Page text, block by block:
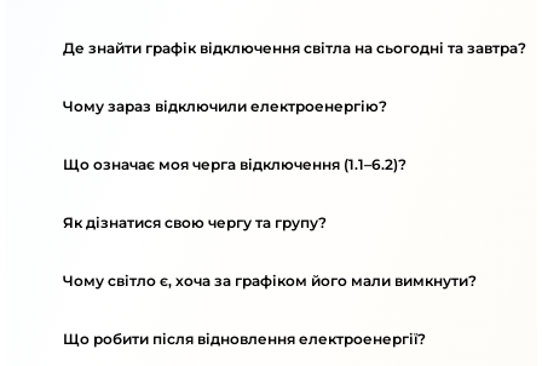
Де знайти графік відключення світла на сьогодні та завтра?
Чому зараз відключили електроенергію?
Що означає моя черга відключення (1.1–6.2)?
Як дізнатися свою чергу та групу?
Чому світло є, хоча за графіком його мали вимкнути?
Що робити після відновлення електроенергії?